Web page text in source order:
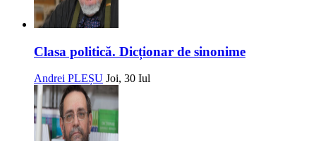
Clasa politică. Dicționar de sinonime
Andrei PLEȘU Joi, 30 Iul